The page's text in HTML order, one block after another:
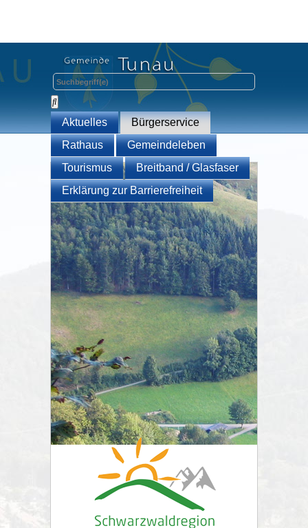
Aktuelles
Bürgerservice
Rathaus
Gemeindeleben
Tourismus
Breitband / Glasfaser
Erklärung zur Barrierefreiheit